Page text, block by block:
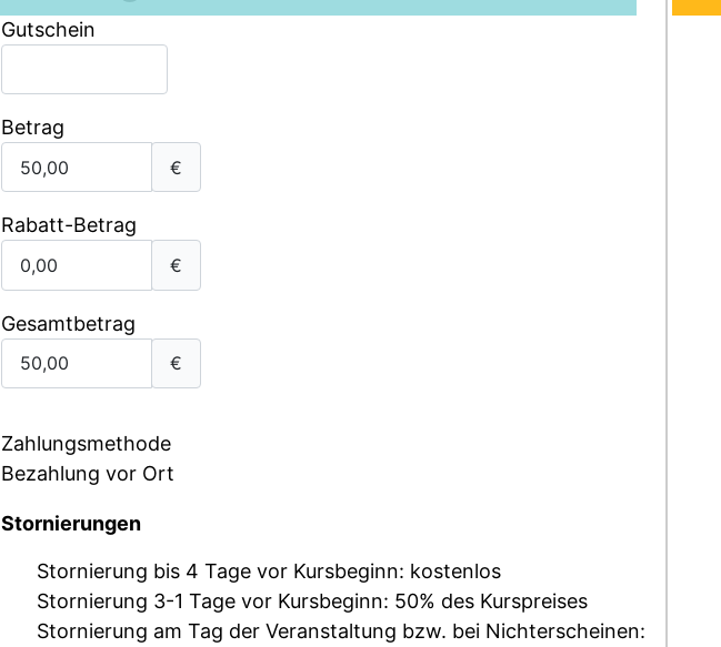
Gutschein
Betrag
€
Rabatt-Betrag
€
Gesamtbetrag
€
Zahlungsmethode
Bezahlung vor Ort
Stornierungen
Stornierung bis 4 Tage vor Kursbeginn: kostenlos
Stornierung 3-1 Tage vor Kursbeginn: 50% des Kurspreises
Stornierung am Tag der Veranstaltung bzw. bei Nichterscheinen: